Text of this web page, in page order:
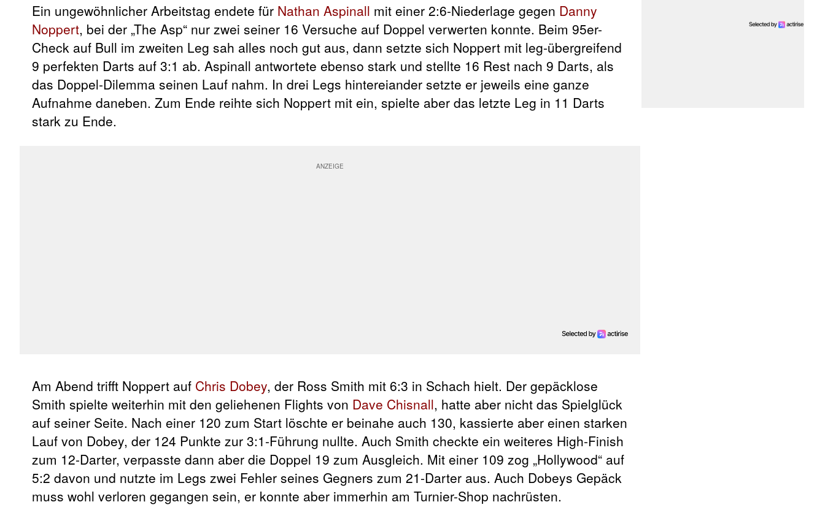
Ein ungewöhnlicher Arbeitstag endete für Nathan Aspinall mit einer 2:6-Niederlage gegen Danny
Noppert, bei der „The Asp“ nur zwei seiner 16 Versuche auf Doppel verwerten konnte. Beim 95er-
Check auf Bull im zweiten Leg sah alles noch gut aus, dann setzte sich Noppert mit leg-übergreifend
9 perfekten Darts auf 3:1 ab. Aspinall antwortete ebenso stark und stellte 16 Rest nach 9 Darts, als
das Doppel-Dilemma seinen Lauf nahm. In drei Legs hintereiander setzte er jeweils eine ganze
Aufnahme daneben. Zum Ende reihte sich Noppert mit ein, spielte aber das letzte Leg in 11 Darts
stark zu Ende.
Am Abend trifft Noppert auf Chris Dobey, der Ross Smith mit 6:3 in Schach hielt. Der gepäcklose
Smith spielte weiterhin mit den geliehenen Flights von Dave Chisnall, hatte aber nicht das Spielglück
auf seiner Seite. Nach einer 120 zum Start löschte er beinahe auch 130, kassierte aber einen starken
Lauf von Dobey, der 124 Punkte zur 3:1-Führung nullte. Auch Smith checkte ein weiteres High-Finish
zum 12-Darter, verpasste dann aber die Doppel 19 zum Ausgleich. Mit einer 109 zog „Hollywood“ auf
5:2 davon und nutzte im Legs zwei Fehler seines Gegners zum 21-Darter aus. Auch Dobeys Gepäck
muss wohl verloren gegangen sein, er konnte aber immerhin am Turnier-Shop nachrüsten.